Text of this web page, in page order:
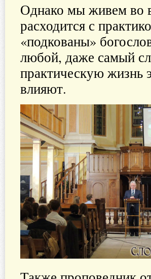
Однако мы живем во
расходится с
«подкованы»
любой, даже самый
практическую жизнь
влияют.